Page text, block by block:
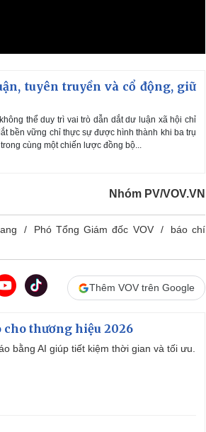
tuyên truyền và cổ động, giữ
thể duy trì vai trò dẫn dắt dư luận xã hội chỉ
bền vững chỉ thực sự được hình thành khi ba trụ
cùng một chiến lược đồng bộ...
Nhóm PV/VOV.VN
Phó Tổng Giám đốc VOV
báo chí
Thêm VOV trên Google
cho thương hiệu 2026
bằng AI giúp tiết kiệm thời gian và tối ưu.